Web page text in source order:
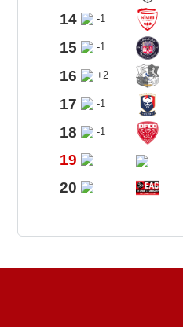
14
-1
15
-1
16
+2
17
-1
18
-1
19
20